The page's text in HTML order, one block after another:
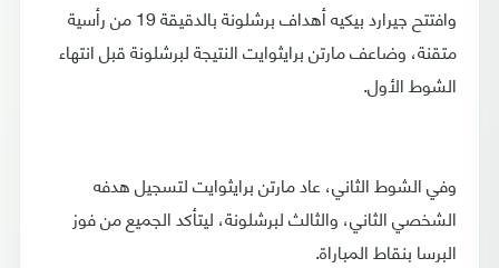
وافتتح جيرارد بيكيه أهداف برشلونة بالدقيقة 19 من رأسية
متقنة، وضاعف مارتن برايثوايت النتيجة لبرشلونة قبل انتهاء
الشوط الأول.
وفي الشوط الثاني، عاد مارتن برايثوايت لتسجيل هدفه
الشخصي الثاني، والثالث لبرشلونة، ليتأكد الجميع من فوز
البرسا بنقاط المباراة.